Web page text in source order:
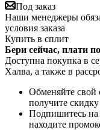
Под заказ
Наши менеджеры
условия заказа
Купить в сплит
Бери сейчас, плати
Доступна покупка в
Халва, а также в
Обменяйте свой
получите
Подпишитесь на
находите